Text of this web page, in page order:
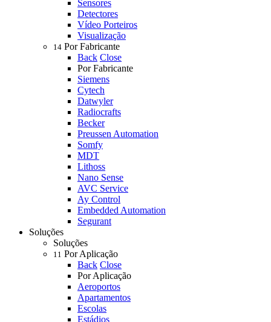
Sensores
Detectores
Vídeo Porteiros
Visualização
14 Por Fabricante
Back Close
Por Fabricante
Siemens
Cytech
Datwyler
Radiocrafts
Becker
Preussen Automation
Somfy
MDT
Lithoss
Nano Sense
AVC Service
Ay Control
Embedded Automation
Segurant
Soluções
Soluções
11 Por Aplicação
Back Close
Por Aplicação
Aeroportos
Apartamentos
Escolas
Estádios